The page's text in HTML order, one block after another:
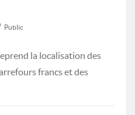
Public
la localisation des
francs et des